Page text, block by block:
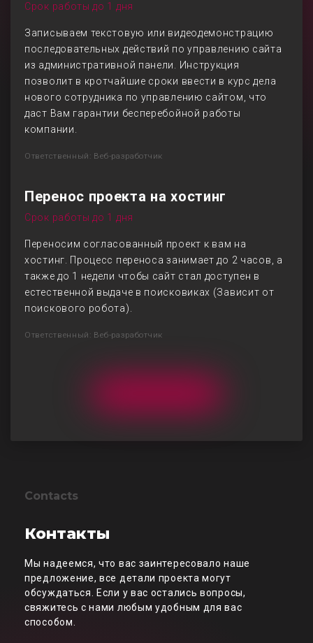
Срок работы до 1 дня
Записываем текстовую или видеодемонстрацию
последовательных действий по управлению сайта
из административной панели. Инструкция
позволит в кротчайшие сроки ввести в курс дела
нового сотрудника по управлению сайтом, что
даст Вам гарантии бесперебойной работы
компании.
Ответственный: Веб-разработчик
Перенос проекта на хостинг
Срок работы до 1 дня
Переносим согласованный проект к вам на
хостинг. Процесс переноса занимает до 2 часов, а
также до 1 недели чтобы сайт стал доступен в
естественной выдаче в поисковиках (Зависит от
поискового робота).
Ответственный: Веб-разработчик
Contacts
Контакты
Мы надеемся, что вас заинтересовало наше
предложение, все детали проекта могут
обсуждаться. Если у вас остались вопросы,
свяжитесь с нами любым удобным для вас
способом.